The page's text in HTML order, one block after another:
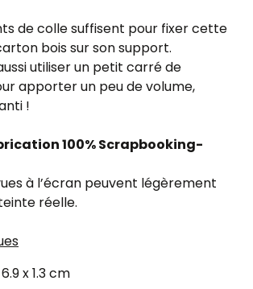
de colle suffisent pour fixer cette
bois sur son support.
utiliser un petit carré de
apporter un peu de volume,
!
100% Scrapbooking-
à l’écran peuvent légèrement
réelle.
6.9 x 1.3 cm